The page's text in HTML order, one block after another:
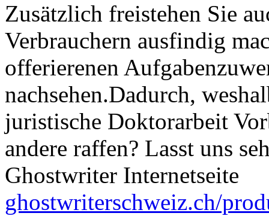
Zusätzlich freistehen Sie
Verbrauchern ausfindig
offerierenen
nachsehen.Dadurch,
juristische Doktorarbeit
andere raffen? Lasst uns
Ghostwriter Internetseite
ghostwriterschweiz.ch/